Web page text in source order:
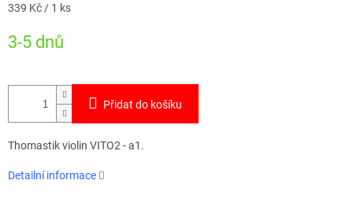
Měrná
339 Kč / 1 ks
3-5 dnů
Přidat do košíku
Thomastik violin VITO2 - a1.
Detailní informace